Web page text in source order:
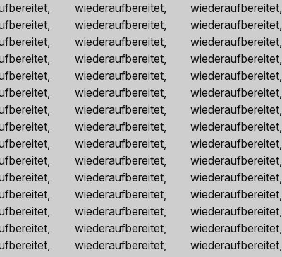
wiederaufbereitet,
wiederaufbereitet,
wiederaufbereitet,
wiederaufbereitet,
wiederaufbereitet,
wiederaufbereitet,
wiederaufbereitet,
wiederaufbereitet,
wiederaufbereitet,
wiederaufbereitet,
wiederaufbereitet,
wiederaufbereitet,
wiederaufbereitet,
wiederaufbereitet,
wiederaufbereitet,